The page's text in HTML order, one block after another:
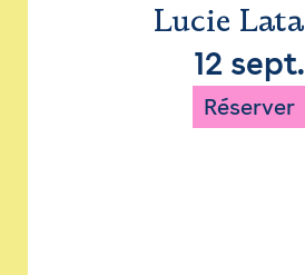
Lucie
12 sept.
Réserver